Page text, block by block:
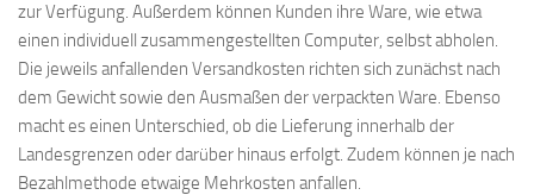
zur Verfügung. Außerdem können Kunden ihre Ware, wie etwa
einen individuell zusammengestellten Computer, selbst abholen.
Die jeweils anfallenden Versandkosten richten sich zunächst nach
dem Gewicht sowie den Ausmaßen der verpackten Ware. Ebenso
macht es einen Unterschied, ob die Lieferung innerhalb der
Landesgrenzen oder darüber hinaus erfolgt. Zudem können je nach
Bezahlmethode etwaige Mehrkosten anfallen.